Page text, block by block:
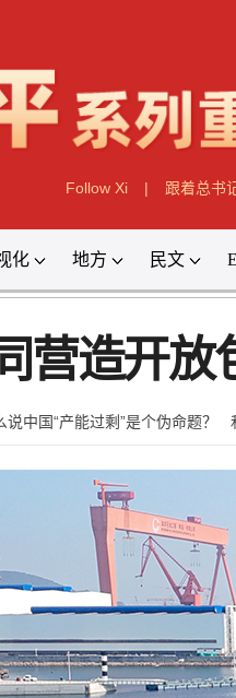
Follow Xi | 跟着总书
化 地方 民文
营造开
说中国“产能过剩”是个伪命题？